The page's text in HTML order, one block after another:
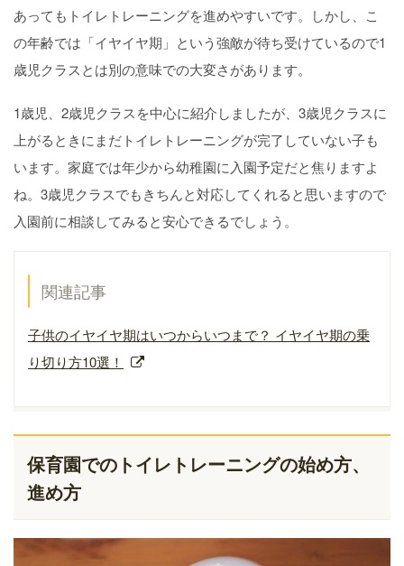
あってもトイレトレーニングを進めやすいです。しかし、こ
の年齢では「イヤイヤ期」という強敵が待ち受けているので1
歳児クラスとは別の意味での大変さがあります。
1歳児、2歳児クラスを中心に紹介しましたが、3歳児クラスに
上がるときにまだトイレトレーニングが完了していない子も
います。家庭では年少から幼稚園に入園予定だと焦りますよ
ね。3歳児クラスでもきちんと対応してくれると思いますので
入園前に相談してみると安心できるでしょう。
関連記事
子供のイヤイヤ期はいつからいつまで？ イヤイヤ期の乗
り切り方10選！
保育園でのトイレトレーニングの始め方、
進め方